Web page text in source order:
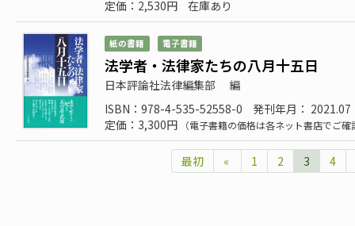
定価：2,530円
在庫あり
紙の書籍 電子書籍
法学者・法律家たちの八月十五日
日本評論社法律編集部
編
ISBN：978-4-535-52558-0
発刊年月： 2021.07
定価：3,300円
（電子書籍の価格は各ネット書店でご
最初 « 1 2 3 4